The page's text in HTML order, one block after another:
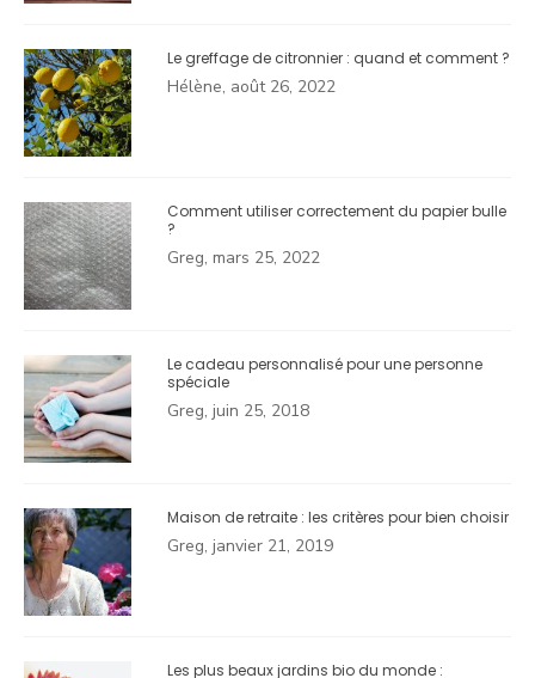
Le greffage de citronnier : quand et comment ?
Hélène, août 26, 2022
Comment utiliser correctement du papier bulle
?
Greg, mars 25, 2022
Le cadeau personnalisé pour une personne
spéciale
Greg, juin 25, 2018
Maison de retraite : les critères pour bien choisir
Greg, janvier 21, 2019
Les plus beaux jardins bio du monde :